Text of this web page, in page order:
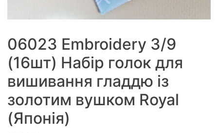
06023 Embroidery 3/9
(16шт) Набір голок для
вишивання гладдю із
золотим вушком Royal
(Японія)